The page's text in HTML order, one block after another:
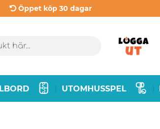
Öppet köp 30 dagar
UTOMHUSSPEL